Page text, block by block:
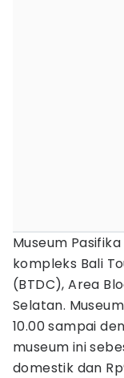
Museum
kompleks Bali
(BTDC), Area
Selatan.
10.00 sampai
museum ini
domestik dan